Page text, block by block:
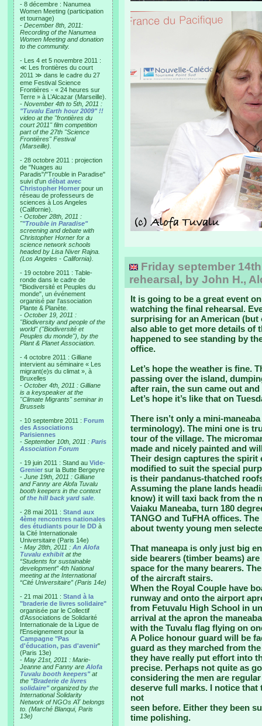
- 8 décembre : Nanumea
Women Meeting (participation
et tournage)
- December 8th, 2011:
Recording of the Nanumea
Women Meeting and donation
to the community.
- Les 4 et 5 novembre 2011 :
≪ Les frontières du court
2011 ≫ dans le cadre du 27
eme Festival Science
Frontières - « 24 heures sur
Terre » à L’Alcazar (Marseille).
- November 4th to 5th, 2011 :
"Tuvalu Earth hour 2009" !!
video at the "frontières du
court 2011" film competition
part of the 27th "Science
Frontières" Festival
(Marseille).
- 28 octobre 2011 : projection
de "Nuages au
Paradis"/"Trouble in Paradise"
suivi d'un débat avec
Christopher Horner pour un
réseau de professeurs de
sciences à Los Angeles
(Californie).
- October 28th, 2011 :
""Trouble in Paradise"
screening and debate with
Christopher Horner for a
science network schools
headed by Lisa Niver Rajna.
(Los Angeles - California).
- 19 octobre 2011 : Table-
ronde dans le cadre de
"Biodiversité et Peuples du
monde", un événement
organisé par l'association
Plante & Planète.
- October 19, 2011 :
"Biodiversity and people of the
world" ("Biodiversité et
Peuples du monde"), by the
Plant & Planet Association.
- 4 octobre 2011 : Gilliane
intervient au séminaire « Les
migrant(e)s du climat », à
Bruxelles
- October 4th, 2011 : Gilliane
is a keyspeaker at the
"Climate Migrants" seminar in
Brussels
- 10 septembre 2011 : Forum
des Associations
Parisiennes
- September 10th, 2011 : Paris
Association Forum
- 19 juin 2011 : Stand au Vide-
Grenier sur la Butte Bergeyre
- June 19th, 2011 : Gilliane
and Fanny are Alofa Tuvalu
booth keepers in the context
ofthe hill back yard sale
- 28 mai 2011 : Stand aux
4ème rencontres nationales
des étudiants pour le DD à
la Cité Internationale
Universitaire (Paris 14e)
- May 28th, 2011 : An Alofa
Tuvalu exhibit at the
“Students for sustainable
development” 4th National
meeting at the International
“Cité Universitaire” (Paris 14e)
- 21 mai 2011 : Stand à la
"braderie de livres solidaire"
organisée par le Collectif
d'Associations de Solidarité
Internationale de la Ligue de
l'Enseignement pour la
Campagne "Pas
d'éducation, pas d'avenir"
(Paris 13e)
- May 21st, 2011 : Marie-
Jeanne and Fanny are Alofa
Tuvalu booth keepers"at
the "Braderie de livres
solidaire"organized by the
International Solidarity
Network of NGOs AT belongs
to. (Marché Blanqui, Paris
13e)
Friday september
rehearsal, by John H.,
It is going to be a great event
watching the final rehearsal.
surprising for an American (but
also able to get more details of
happened to see standing by
office.
Let’s hope the weather is fine.
passing over the island,
after rain, the sun came out
Let’s hope it’s like that on
There isn’t only a mini-
terminology). The mini one is
tour of the village. The
made and nicely painted and
Their design captures the spirit
modified to suit the special
is their pandanus-thatched
Assuming the plane lands
know) it will taxi back from the
Vaiaku Maneaba, turn 180
TANGO and TuFHA offices.
about twenty young men
That maneapa is only just big
side bearers (timber beams)
space for the many bearers.
of the aircraft stairs.
When the Royal Couple have
runway and onto the airport
from Fetuvalu High School in
arrival at the apron the
with the Tuvalu flag flying on
A Police honour guard will be
guard as they marched from
they have really put effort into
precise. Perhaps not quite as
considering the men are
deserve full marks. I notice
not
seen before. Either they been
time polishing.